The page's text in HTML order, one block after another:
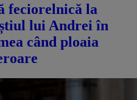
feciorelnică la
lui Andrei în
când ploaia